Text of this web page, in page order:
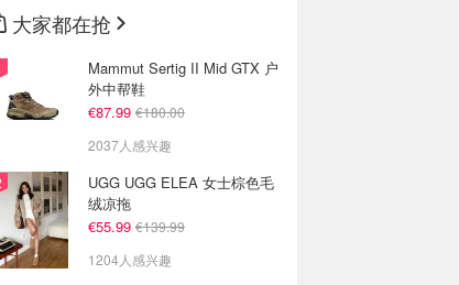
大家都在抢
Mammut Sertig II Mid GTX 户
外中帮鞋
€87.99 €180.00
2037人感兴趣
UGG UGG ELEA 女士棕色毛
绒凉拖
€55.99 €139.99
1204人感兴趣